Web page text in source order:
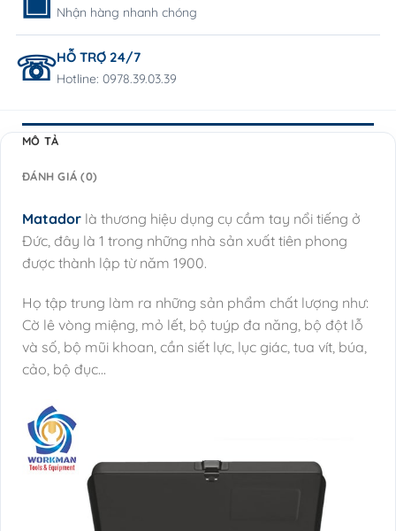
Nhận hàng nhanh chóng
HỖ TRỢ 24/7
Hotline: 0978.39.03.39
MÔ TẢ
ĐÁNH GIÁ (0)
Matador là thương hiệu dụng cụ cầm tay nổi tiếng ở
Đức, đây là 1 trong những nhà sản xuất tiên phong
được thành lập từ năm 1900.
Họ tập trung làm ra những sản phẩm chất lượng như:
Cờ lê vòng miệng, mỏ lết, bộ tuýp đa năng, bộ đột lỗ
và số, bộ mũi khoan, cần siết lực, lục giác, tua vít, búa,
cảo, bộ đục…